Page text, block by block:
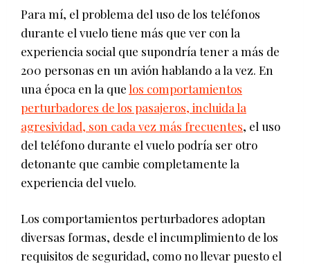
Para mí, el problema del uso de los teléfonos
durante el vuelo tiene más que ver con la
experiencia social que supondría tener a más de
200 personas en un avión hablando a la vez. En
una época en la quelos comportamientos
perturbadores de los pasajeros, incluida la
agresividad, son cada vez más frecuentes, el uso
del teléfono durante el vuelo podría ser otro
detonante que cambie completamente la
experiencia del vuelo.
Los comportamientos perturbadores adoptan
diversas formas, desde el incumplimiento de los
requisitos de seguridad, como no llevar puesto el